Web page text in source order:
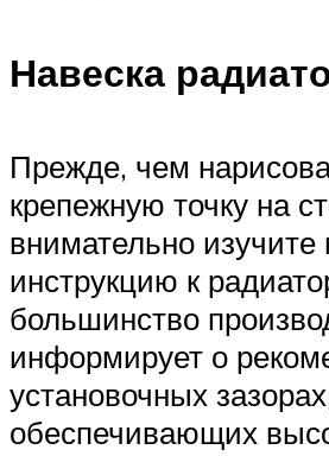
Навеска
Прежде, чем
крепежную точку на
внимательно
инструкцию к
большинство
информирует о
установочных
обеспечивающих